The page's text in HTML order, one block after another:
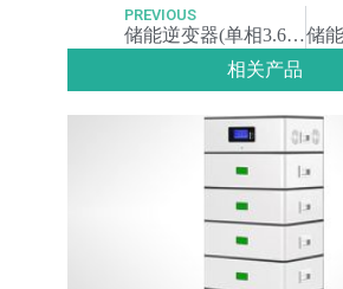
PREVIOUS
储能逆变器(单相3.6-5kW)
相关产品